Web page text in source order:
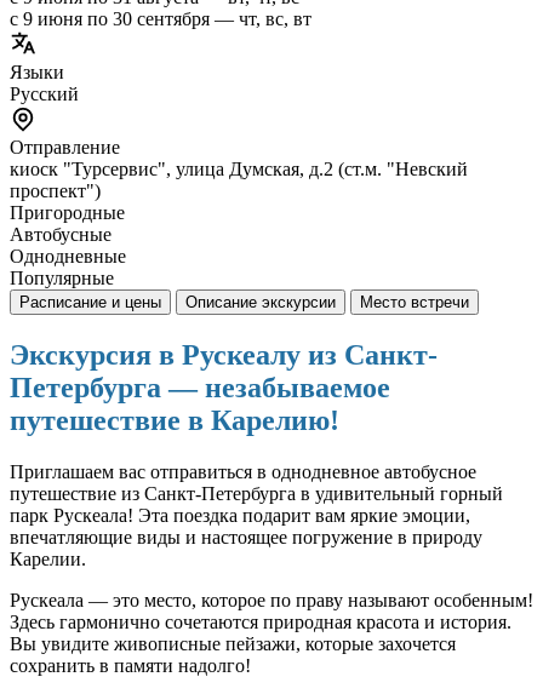
с 9 июня по 30 сентября — чт, вс, вт
Языки
Русский
Отправление
киоск "Турсервис", улица Думская, д.2 (ст.м. "Невский
проспект")
Пригородные
Автобусные
Однодневные
Популярные
Расписание и цены Описание экскурсии Место встречи
Экскурсия в Рускеалу из Санкт-
Петербурга — незабываемое
путешествие в Карелию!
Приглашаем вас отправиться в однодневное автобусное
путешествие из Санкт-Петербурга в удивительный горный
парк Рускеала! Эта поездка подарит вам яркие эмоции,
впечатляющие виды и настоящее погружение в природу
Карелии.
Рускеала — это место, которое по праву называют особенным!
Здесь гармонично сочетаются природная красота и история.
Вы увидите живописные пейзажи, которые захочется
сохранить в памяти надолго!